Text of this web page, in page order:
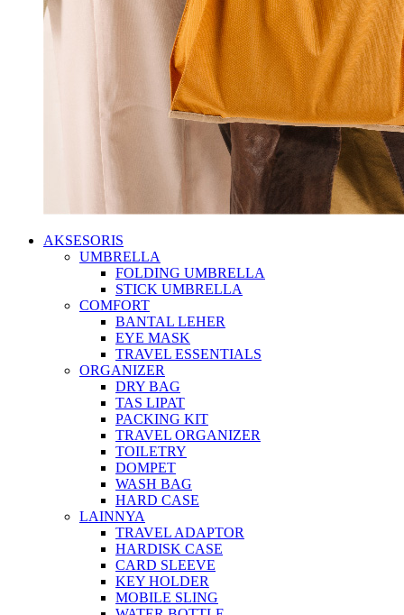
AKSESORIS
UMBRELLA
FOLDING UMBRELLA
STICK UMBRELLA
COMFORT
BANTAL LEHER
EYE MASK
TRAVEL ESSENTIALS
ORGANIZER
DRY BAG
TAS LIPAT
PACKING KIT
TRAVEL ORGANIZER
TOILETRY
DOMPET
WASH BAG
HARD CASE
LAINNYA
TRAVEL ADAPTOR
HARDISK CASE
CARD SLEEVE
KEY HOLDER
MOBILE SLING